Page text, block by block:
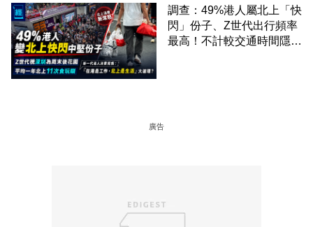
調查：49%港人屬北上「快
閃」份子、Z世代出行頻率
最高！不計較交通時間隱形
廣告